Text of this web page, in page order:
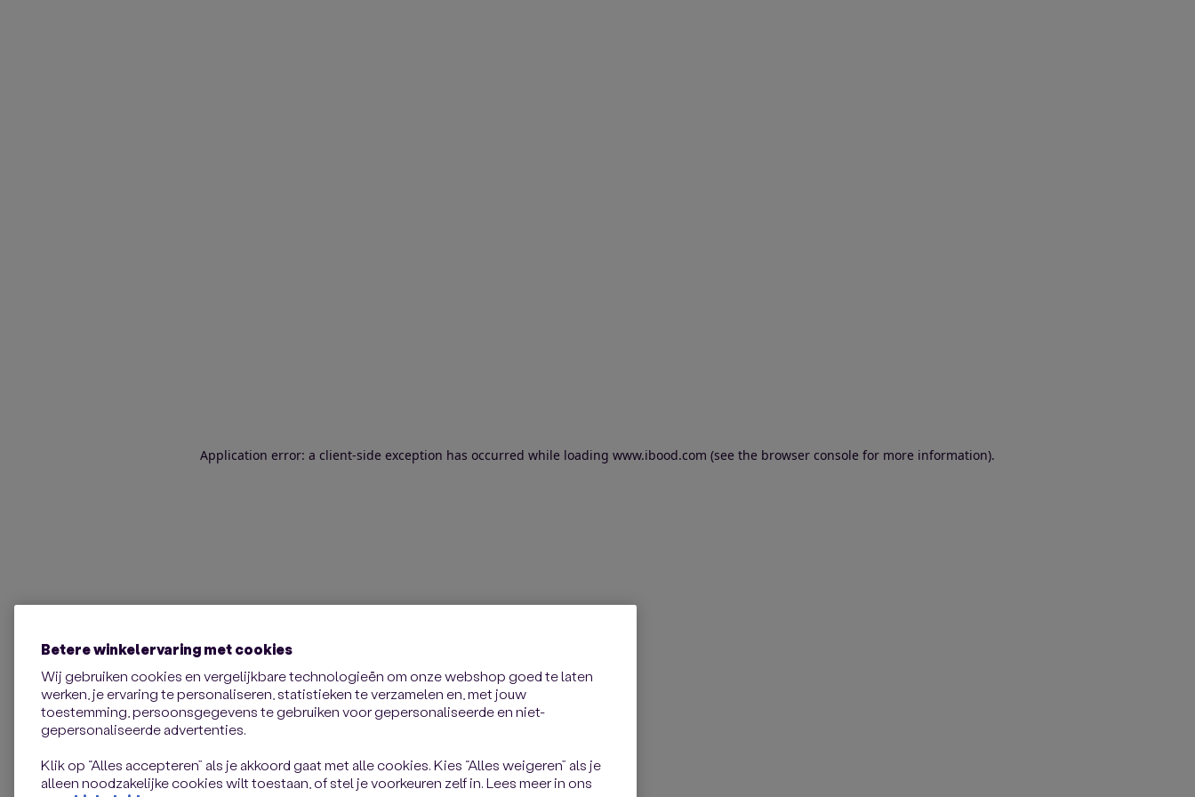
Application error: a client-side exception has occurred while loading www.ibood.com (see the browser console for more information).
Betere winkelervaring met cookies
Wij gebruiken cookies en vergelijkbare technologieën om onze webshop goed te laten
werken, je ervaring te personaliseren, statistieken te verzamelen en, met jouw
toestemming, persoonsgegevens te gebruiken voor gepersonaliseerde en niet-
gepersonaliseerde advertenties.
Klik op “Alles accepteren” als je akkoord gaat met alle cookies. Kies “Alles weigeren” als je
alleen noodzakelijke cookies wilt toestaan, of stel je voorkeuren zelf in. Lees meer in ons